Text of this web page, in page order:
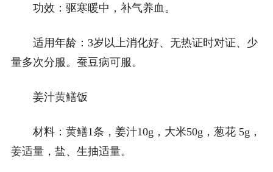
功效：驱寒暖中，补气养血。
适用年龄：3岁以上消化好、无热证时对证、少
量多次分服。蚕豆病可服。
姜汁黄鳝饭
材料：黄鳝1条，姜汁10g，大米50g，葱花 5g，
姜适量，盐、生抽适量。